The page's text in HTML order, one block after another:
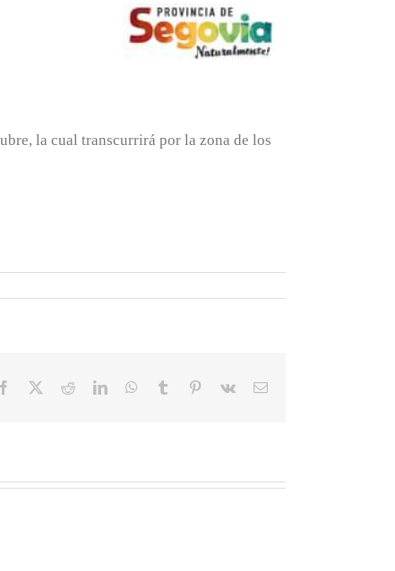
la cual transcurrirá por la zona de los
Facebook RedditLinkedInWhatsApp
Tumblr Pinterest
Vk
Correo